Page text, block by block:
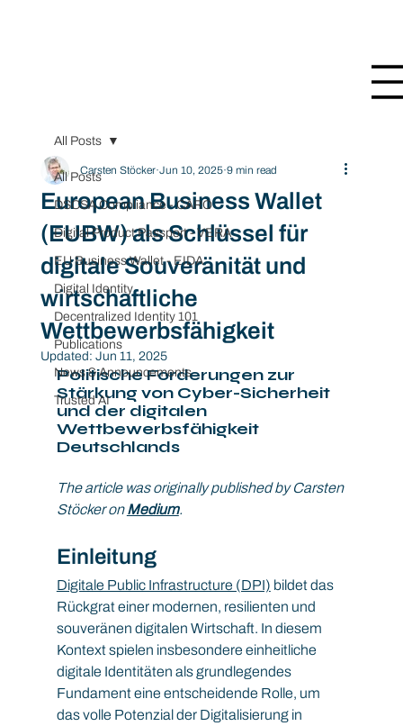
All Posts
DSCSA Compliance - CARO
Digital Product Passport - VERA
EU Business Wallet - EIDA
Digital Identity
Decentralized Identity 101
Publications
News & Announcements
Trusted AI
All Posts
European Business Wallet
(EUBW) als Schlüssel für
digitale Souveränität und
wirtschaftliche
Wettbewerbsfähigkeit
Carsten Stöcker Jun 10, 2025 9 min read
Updated: Jun 11, 2025
Politische Forderungen zur
Stärkung von Cyber-Sicherheit
und der digitalen
Wettbewerbsfähigkeit
Deutschlands
The article was originally published by Carsten
Stöcker on Medium.
Einleitung
Digitale Public Infrastructure (DPI) bildet das
Rückgrat einer modernen, resilienten und
souveränen digitalen Wirtschaft. In diesem
Kontext spielen insbesondere einheitliche
digitale Identitäten als grundlegendes
Fundament eine entscheidende Rolle, um
das volle Potenzial der Digitalisierung in